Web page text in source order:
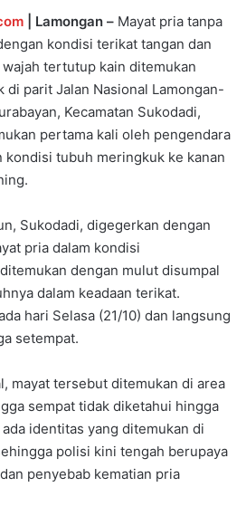
| Lamongan – Mayat pria tanpa
kondisi terikat tangan dan
tertutup kain ditemukan
di parit Jalan Nasional Lamongan-
Kecamatan Sukodadi,
pertama kali oleh pengendara
kondisi tubuh meringkuk ke kanan
Sukodadi, digegerkan dengan
pria dalam kondisi
dengan mulut disumpal
dalam keadaan terikat.
hari Selasa (21/10) dan langsung
setempat.
mayat tersebut ditemukan di area
sempat tidak diketahui hingga
identitas yang ditemukan di
polisi kini tengah berupaya
penyebab kematian pria